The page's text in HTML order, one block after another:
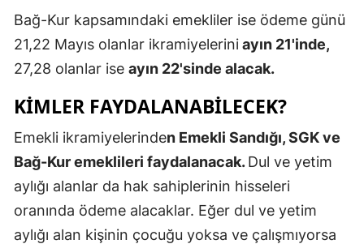
Kütahya
Mardin
Muş
Bağ-Kur kapsamındaki emekliler ise ödeme günü
21,22 Mayıs olanlar ikramiyeleriniayın 21'inde,
27,28 olanlar ise ayın 22'sinde alacak.
KİMLER FAYDALANABİLECEK?
Emekli ikramiyelerinden Emekli Sandığı, SGK ve
Bağ-Kur emeklileri faydalanacak.Dul ve yetim
aylığı alanlar da hak sahiplerinin hisseleri
oranında ödeme alacaklar. Eğer dul ve yetim
aylığı alan kişinin çocuğu yoksa ve çalışmıyorsa